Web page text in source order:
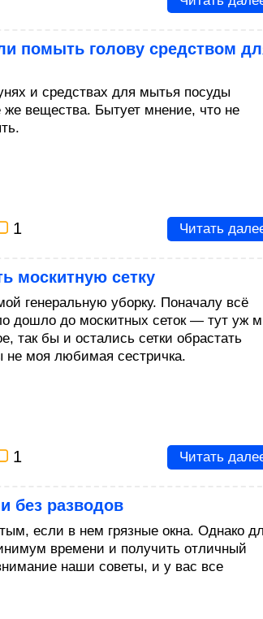
помыть голову средством
и средствах для мытья посуды
же вещества. Бытует мнение, что не
1 Читать
москитную сетку
генеральную уборку. Поначалу всё
дошло до москитных сеток — тут уж
так бы и остались сетки обрастать
моя любимая сестричка.
1 Читать
без разводов
если в нем грязные окна. Однако
времени и получить отличный
наши советы, и у вас все